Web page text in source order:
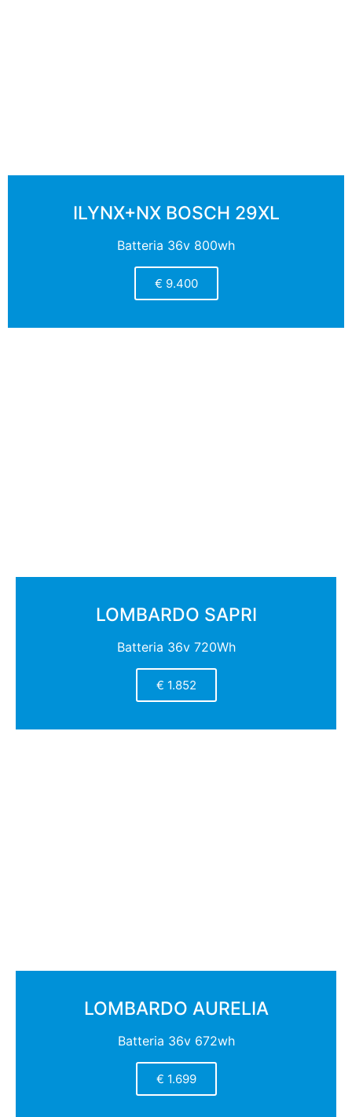
ILYNX+NX BOSCH 29XL
Batteria 36v 800wh
€ 9.400
LOMBARDO SAPRI
Batteria 36v 720Wh
€ 1.852
LOMBARDO AURELIA
Batteria 36v 672wh
€ 1.699